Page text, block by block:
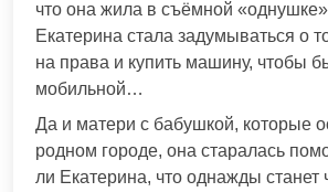
что она жила в съёмной
Екатерина стала задумываться о
на права и купить машину, чтобы
мобильной…
Да и матери с бабушкой, которые
родном городе, она старалась
ли Екатерина, что однажды станет